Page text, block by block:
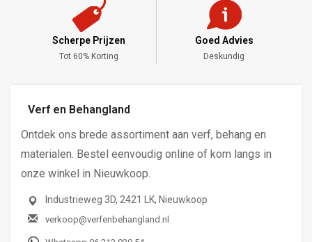
Goed Advies
Deskundig
Meng Service
Alle Kleuren
Verf en Behangland
Ontdek ons brede assortiment aan verf, behang en
materialen. Bestel eenvoudig online of kom langs in
onze winkel in Nieuwkoop.
Industrieweg 3D, 2421 LK, Nieuwkoop
verkoop@verfenbehangland.nl